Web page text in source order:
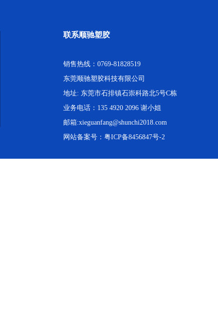
联系顺驰塑胶
销售热线：0769-81828519
东莞顺驰塑胶科技有限公司
地址: 东莞市石排镇石崇科路北5号C栋
业务电话：135 4920 2096 谢小姐
邮箱:xieguanfang@shunchi2018.com
网站备案号： 粤ICP备8456847号-2